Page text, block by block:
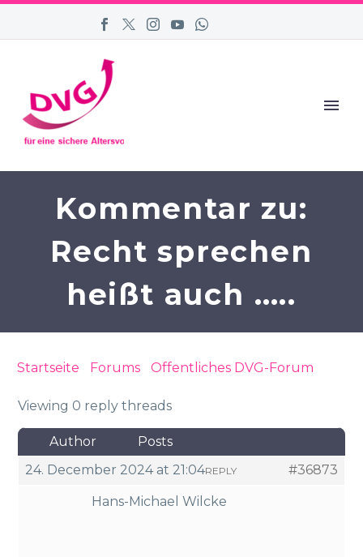
Kommentar zu:
Recht sprechen
heißt auch …..
Startseite Forums Öffentliches DVG-Forum
Viewing 0 reply threads
Author
Posts
24. December 2024 at 21:04
#36873
REPLY
Hans-Michael Wilcke